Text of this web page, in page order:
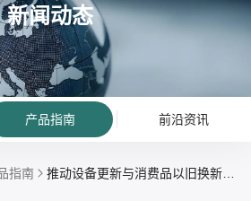
新闻动态
产品指南 前沿资讯
指南 推动设备更新与消费品以旧换新：精密生态气体监测仪器助力绿色未来